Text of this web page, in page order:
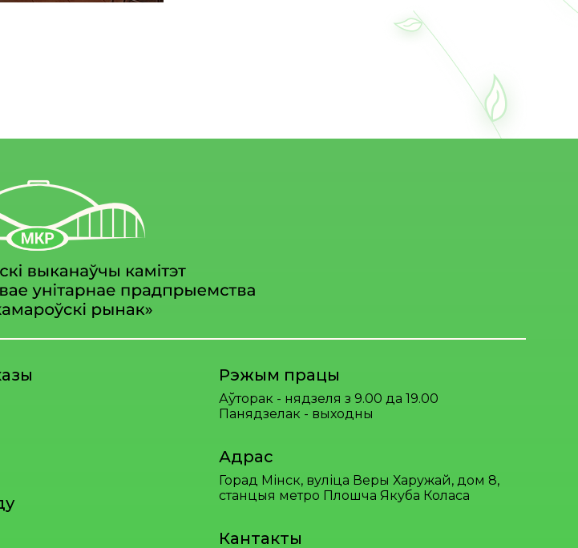
Рэжым працы
Аўторак - нядзеля з 9.00 да 19.00
Панядзелак - выходны
Адрас
Горад Мінск, вуліца Веры Харужай, дом 8,
станцыя метро Плошча Якуба Коласа
Кантакты